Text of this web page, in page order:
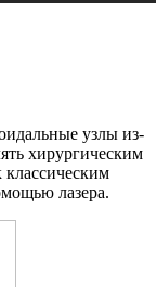
узлы из-
хирургическим
лазера.